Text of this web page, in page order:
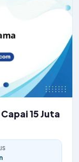
15 Juta